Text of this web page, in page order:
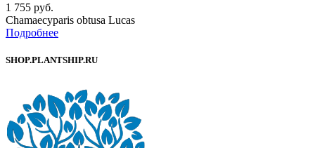
1 755 руб.
Chamaecyparis obtusa Lucas
Подробнее
SHOP.PLANTSHIP.RU